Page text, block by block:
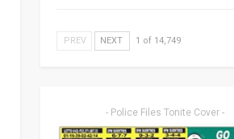
PREV NEXT 1 of 14,749
- Police Files Tonite Cover -